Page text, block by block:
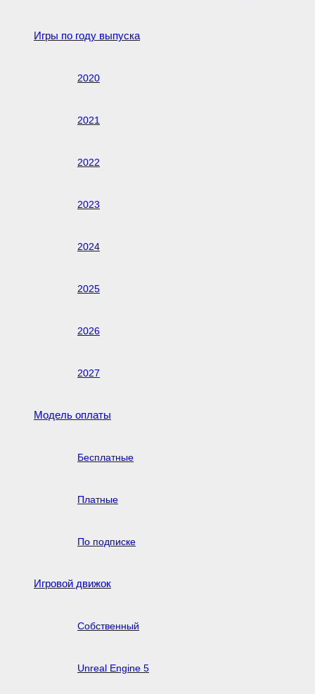
Игры по году выпуска
2020
2021
2022
2023
2024
2025
2026
2027
Модель оплаты
Бесплатные
Платные
По подписке
Игровой движок
Собственный
Unreal Engine 5